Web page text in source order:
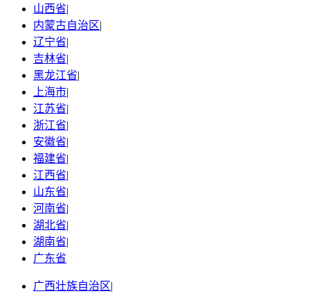
山西省|
内蒙古自治区|
辽宁省|
吉林省|
黑龙江省|
上海市|
江苏省|
浙江省|
安徽省|
福建省|
江西省|
山东省|
河南省|
湖北省|
湖南省|
广东省
广西壮族自治区|